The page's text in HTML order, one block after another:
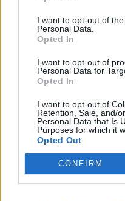
I want to opt-out of
Personal Data.
Opted In
I want to opt-out of
Personal Data for
Opted In
I want to opt-out of
Retention, Sale, and/
Personal Data that Is
Purposes for which it
Opted Out
CONFIRM
Trešdaļa pusaudžu ik